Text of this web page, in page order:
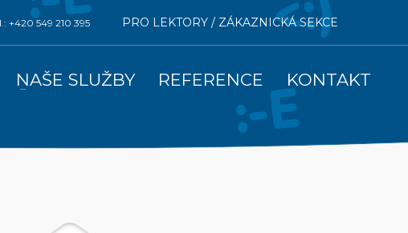
+420 549 210 395 PRO LEKTORY / ZÁKAZNICKÁ SEKCE
NAŠE SLUŽBY REFERENCE KONTAKT